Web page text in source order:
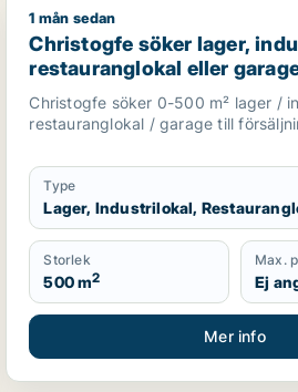
uthyrning i Stockholm
Christogfe söker lager,
1 mån sedan
Christogfe söker lager,
restauranglokal eller
Nykvarn, Stockholm
Kungsholmen m.fl.
Christogfe söker 0-500 m² lager /
restauranglokal / garage till
Type
Lager, Industrilokal,
Storlek
500 m2
Max.
Ej
Mer info